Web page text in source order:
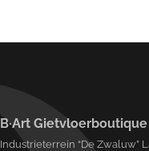
B·Art Gietvloerboutique
Industrieterrein “De Zwaluw”